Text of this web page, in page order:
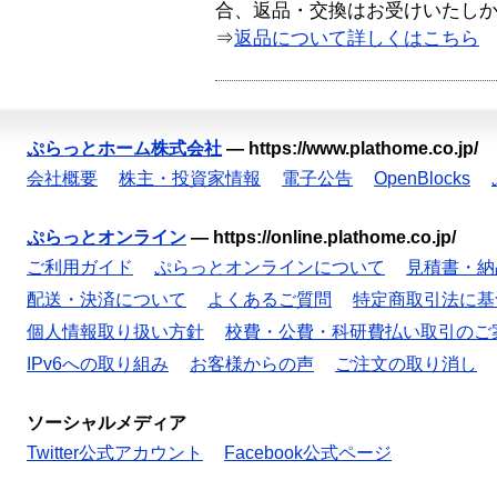
合、返品・交換はお受けいたし
⇒返品について詳しくはこちら
ぷらっとホーム株式会社 — https://www.plathome.co.jp/
会社概要
株主・投資家情報 電子公告 OpenBlocks
ぷらっとオンライン — https://online.plathome.co.jp/
ご利用ガイド
ぷらっとオンラインについて
見積書・
配送・決済について
よくあるご質問
特定商取引法に
個人情報取り扱い方針
校費・公費・科研費払い取引のご
IPv6への取り組み
お客様からの声 ご注文の取り消し
ソーシャルメディア
Twitter公式アカウント
Facebook公式ページ